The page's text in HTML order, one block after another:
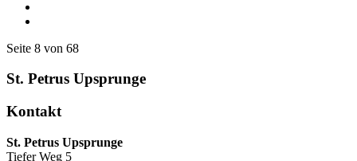
Seite 8 von 68
St. Petrus Upsprunge
Kontakt
St. Petrus Upsprunge
Tiefer Weg 5